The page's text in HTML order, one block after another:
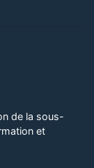
de la sous-
et